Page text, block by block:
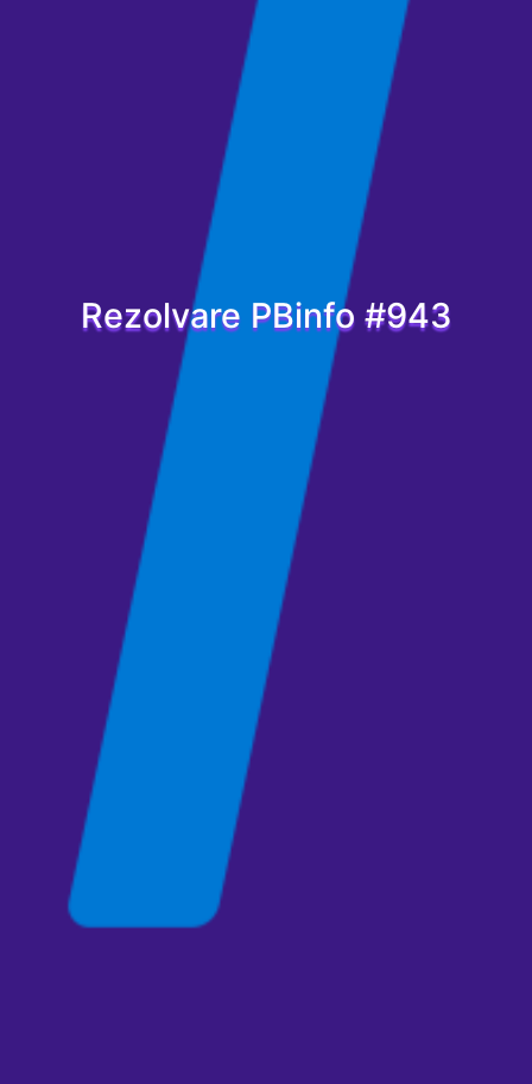
Rezolvare PBinfo #943